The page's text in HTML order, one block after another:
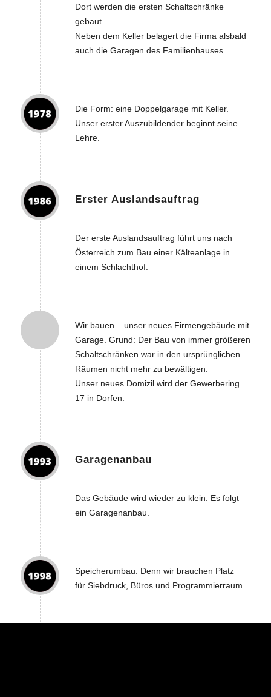
Dort werden die ersten Schaltschränke
gebaut.
Neben dem Keller belagert die Firma alsbald
auch die Garagen des Familienhauses.
Die Form: eine Doppelgarage mit Keller.
Unser erster Auszubildender beginnt seine
Lehre.
Erster Auslandsauftrag
Der erste Auslandsauftrag führt uns nach
Österreich zum Bau einer Kälteanlage in
einem Schlachthof.
Wir bauen – unser neues Firmengebäude mit
Garage. Grund: Der Bau von immer größeren
Schaltschränken war in den ursprünglichen
Räumen nicht mehr zu bewältigen.
Unser neues Domizil wird der Gewerbering
17 in Dorfen.
Garagenanbau
Das Gebäude wird wieder zu klein. Es folgt
ein Garagenanbau.
Speicherumbau: Denn wir brauchen Platz
für Siebdruck, Büros und Programmierraum.